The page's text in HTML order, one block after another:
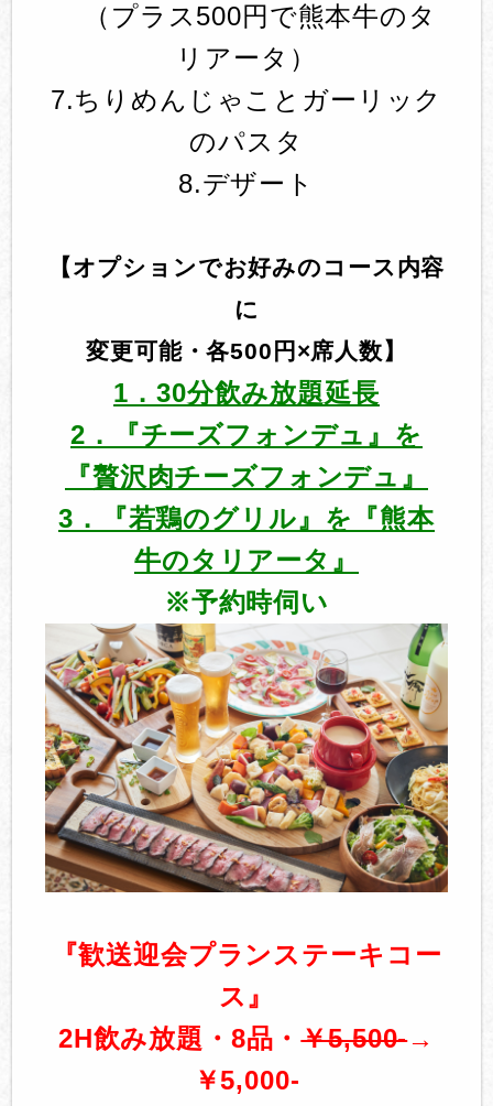
（プラス500円で熊本牛のタ
リアータ）
7.ちりめんじゃことガーリック
のパスタ
8.デザート
【オプションでお好みのコース内容
に
変更可能・各500円×席人数】
1．30分飲み放題延長
2．『チーズフォンデュ』を
『贅沢肉チーズフォンデュ』
3．『若鶏のグリル』を『熊本
牛のタリアータ』
※予約時伺い
『歓送迎会プランステーキコー
ス』
2H飲み放題・8品・￥5,500-→
￥5,000-